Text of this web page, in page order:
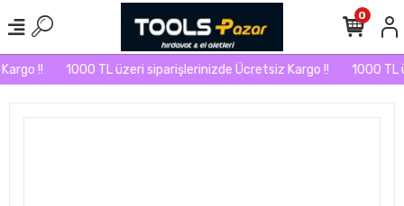
!! 1000 TL üzeri siparişlerinizde Ücretsiz Kargo !! 1000 TL
0